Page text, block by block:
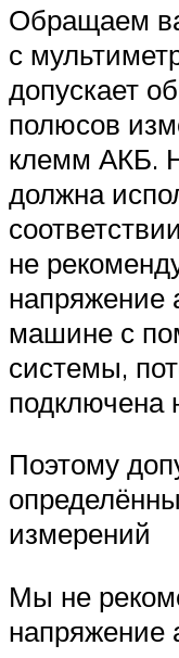
Обращаем
с
допускает
полюсов
клемм АКБ.
должна
не
напряжение
машине с
системы,
подключена
Поэтому
измерений
Мы не
напряжение